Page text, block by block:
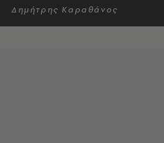
Δημήτρης Καραθάνος